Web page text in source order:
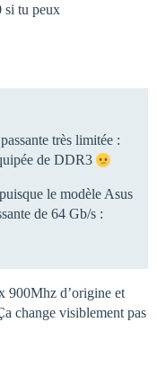
si tu peux
très limitée :
de DDR3
le modèle Asus
de 64 Gb/s :
900Mhz d’origine et
change visiblement pas